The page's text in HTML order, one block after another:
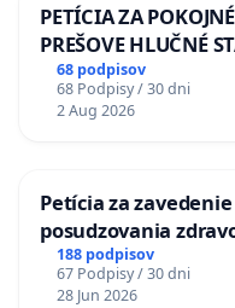
PETÍCIA ZA
PREŠOVE HLUČNÉ
LEN OD 9.00 DO
TÝŽDEŇ CIEĽ 8.00 –
KONTROLA STAVBY
68 podpisov
68 Podpisy / 30 dni
2 Aug 2026
Petícia za
posudzovania
diabetom 1. a 2.
Policajného zboru SR
188 podpisov
67 Podpisy / 30 dni
28 Jun 2026